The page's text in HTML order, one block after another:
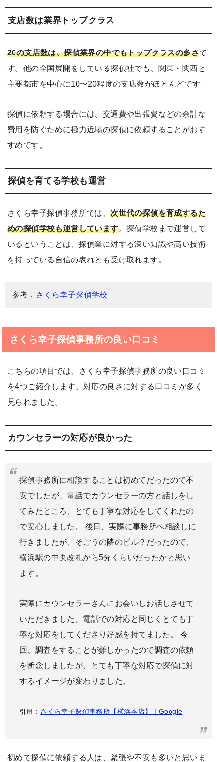
支店数は業界トップクラス
26の支店数は、探偵業界の中でもトップクラスの多さで
す。他の全国展開をしている探偵社でも、関東・関西と
主要都市を中心に10〜20程度の支店数がほとんどです。
探偵に依頼する場合には、交通費や出張費などの余計な
費用を防ぐために極力近場の探偵に依頼することがおす
すめです。
探偵を育てる学校も運営
さくら幸子探偵事務所では、次世代の探偵を育成するた
めの探偵学校も運営しています。探偵学校まで運営して
いるということは、探偵業に対する深い知識や高い技術
を持っている自信の表れとも受け取れます。
参考： さくら幸子探偵学校
さくら幸子探偵事務所の良い口コミ
こちらの項目では、さくら幸子探偵事務所の良い口コミ
を4つご紹介します。対応の良さに対する口コミが多く
見られました。
カウンセラーの対応が良かった
探偵事務所に相談することは初めてだったので不
安でしたが、電話でカウンセラーの方と話しをし
てみたところ、とても丁寧な対応をしてくれたの
で安心しました。 後日、実際に事務所へ相談しに
行きましたが、そごうの隣のビル？だったので、
横浜駅の中央改札から5分くらいだったかと思い
ます。
実際にカウンセラーさんにお会いしお話しさせて
いただきました。電話での対応と同じくとても丁
寧な対応をしてくださり好感を持てました。 今
回、調査をすることが難しかったので調査の依頼
を断念しましたが、とても丁寧な対応で探偵に対
するイメージが変わりました。
引用： さくら幸子探偵事務所【横浜本店】｜Google
初めて探偵に依頼する人は、緊張や不安も多いと思いま